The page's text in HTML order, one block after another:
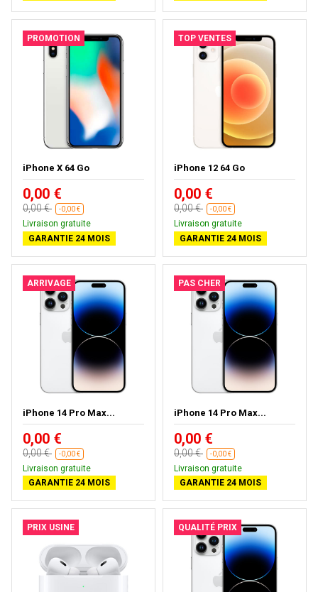
PROMOTION
iPhone X 64 Go
0,00 €
0,00 € -0,00 €
Livraison gratuite
GARANTIE 24 MOIS
TOP VENTES
iPhone 12 64 Go
0,00 €
0,00 € -0,00 €
Livraison gratuite
GARANTIE 24 MOIS
ARRIVAGE
iPhone 14 Pro Max...
0,00 €
0,00 € -0,00 €
Livraison gratuite
GARANTIE 24 MOIS
PAS CHER
iPhone 14 Pro Max...
0,00 €
0,00 € -0,00 €
Livraison gratuite
GARANTIE 24 MOIS
PRIX USINE QUALITÉ PRIX